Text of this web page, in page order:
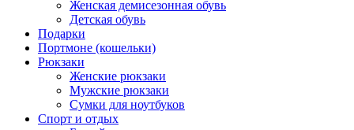
Женская демисезонная обувь
Детская обувь
Подарки
Портмоне (кошельки)
Рюкзаки
Женские рюкзаки
Мужские рюкзаки
Сумки для ноутбуков
Спорт и отдых